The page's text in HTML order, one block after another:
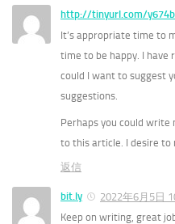
http://tinyurl.com/
It’s appropriate time to
time to be happy. I have
could I want to suggest
suggestions.
Perhaps you could
to this article. I desire to
返信
bit.ly
2022年6月5日
Keep on writing, great